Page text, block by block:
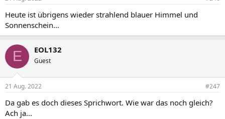
Heute ist übrigens wieder strahlend blauer Himmel und
Sonnenschein…
E EOL132
Guest
21 Aug. 2022 #247
Da gab es doch dieses Sprichwort. Wie war das noch gleich?
Ach ja…